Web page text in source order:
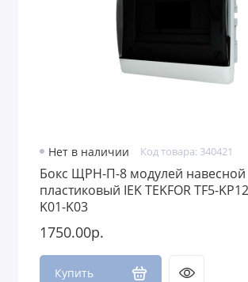
Нет в наличии Код товара: 340421
Бокс ЩРН-П-8 модулей навесной
пластиковый IEK TEKFOR TF5-
K01-K03
1750.00р.
Купить